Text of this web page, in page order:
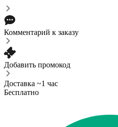
Комментарий к заказу
Добавить промокод
Доставка ~1 час
Бесплатно